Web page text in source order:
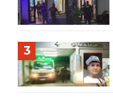
DEFINITIVA
RESTAURANTES
Y
DELIVERIES
3